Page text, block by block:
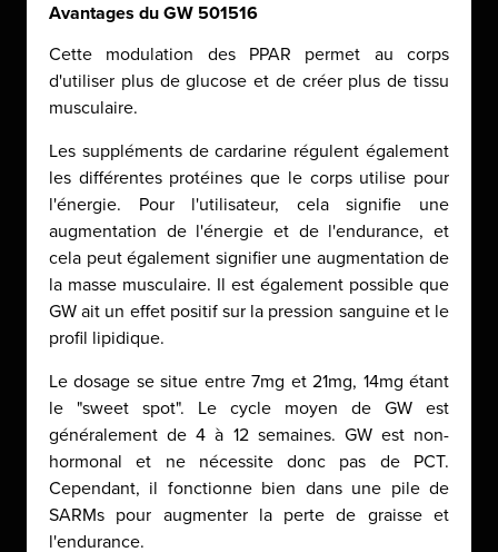
Avantages du GW 501516
Cette modulation des PPAR permet au corps
d'utiliser plus de glucose et de créer plus de tissu
musculaire.
Les suppléments de cardarine régulent également
les différentes protéines que le corps utilise pour
l'énergie. Pour l'utilisateur, cela signifie une
augmentation de l'énergie et de l'endurance, et
cela peut également signifier une augmentation de
la masse musculaire. Il est également possible que
GW ait un effet positif sur la pression sanguine et le
profil lipidique.
Le dosage se situe entre 7mg et 21mg, 14mg étant
le "sweet spot". Le cycle moyen de GW est
généralement de 4 à 12 semaines. GW est non-
hormonal et ne nécessite donc pas de PCT.
Cependant, il fonctionne bien dans une pile de
SARMs pour augmenter la perte de graisse et
l'endurance.